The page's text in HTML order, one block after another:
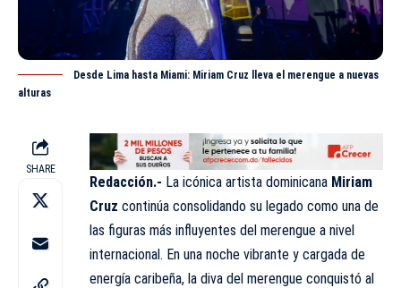
Desde Lima hasta Miami: Miriam Cruz lleva el merengue a nuevas
alturas
SHARE
Redacción.- La icónica artista dominicana Miriam
Cruz continúa consolidando su legado como una de
las figuras más influyentes del merengue a nivel
internacional. En una noche vibrante y cargada de
energía caribeña, la diva del merengue conquistó al